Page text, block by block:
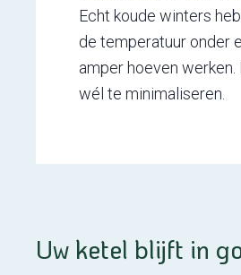
Echt koude winters
de temperatuur onder
amper hoeven
wél te minimaliseren.
Uw ketel blijft in